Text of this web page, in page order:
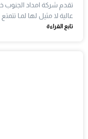
تقدم شركة امداد الجنوب
عالية لا مثيل لها لمـا
تابع القراءة